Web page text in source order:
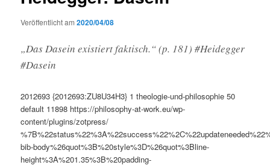
Veröffentlicht am2020/04/08
„Das Dasein existiert faktisch.“ (p. 181) #Heidegger
#Dasein
2012693 {2012693:ZU8U34H3} 1 theologie-und-philosophie 50
default 11898 https://philosophy-at-work.eu/wp-
content/plugins/zotpress/
bib-body%26quot%3B%20style%3D%26quot%3Bline-
height%3A%201.35%3B%20padding-